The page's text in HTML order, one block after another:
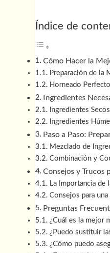
Índice de
Cómo Hacer la
Preparación de la
Horneado Perfecto
Ingredientes
Ingredientes Secos
Ingredientes
Paso a Paso:
Mezclado de
Combinación y
Consejos y Trucos
La Importancia de
Consejos para
Preguntas
¿Cuál es la mejor
¿Puedo sustituir
¿Cómo puedo